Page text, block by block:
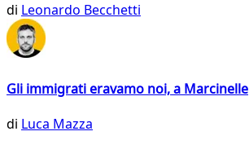
di Leonardo Becchetti
Gli immigrati eravamo noi, a Marcinelle
di Luca Mazza